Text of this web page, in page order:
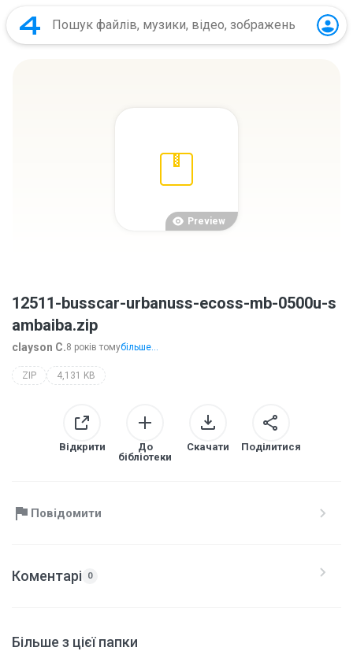
Preview
12511-busscar-urbanuss-ecoss-mb-0500u-s
ambaiba.zip
clayson C.8 років томубільше...
ZIP 4,131 KB
Відкрити
До
бібліотеки
Скачати Поділитися
Повідомити
Коментарі 0
Більше з цієї папки